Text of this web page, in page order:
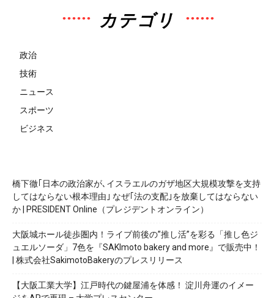
カテゴリ
政治
技術
ニュース
スポーツ
ビジネス
橋下徹｢日本の政治家が､イスラエルのガザ地区大規模攻撃を支持
してはならない根本理由｣ なぜ｢法の支配｣を放棄してはならない
か | PRESIDENT Online（プレジデントオンライン）
大阪城ホール徒歩圏内！ライブ前後の”推し活”を彩る「推し色ジ
ュエルソーダ」7色を『SAKImoto bakery and more』で販売中！
| 株式会社SakimotoBakeryのプレスリリース
【大阪工業大学】江戸時代の鍵屋浦を体感！ 淀川舟運のイメー